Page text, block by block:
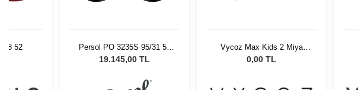
52
Persol PO 3235S 95/31 55
Unisex Güneş Gözlüğü
19.145,00 TL
Vycoz Max Kids 2 Miya
Pink 45-18
0,00 TL